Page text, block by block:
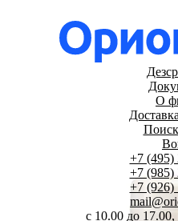
О
+7 (495)
+7 (985)
+7 (926)
c 10.00 до